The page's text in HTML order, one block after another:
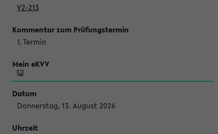
V2-213
1. Termin
Donnerstag, 13. August 2026